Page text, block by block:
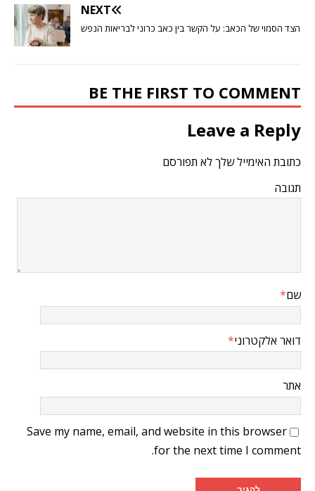
NEXT
הצד הסמוי של הכאב: על הקשר בין כאב כרוני לבריאות הנפש
BE THE FIRST TO COMMENT
Leave a Reply
כתובת האימייל שלך לא תפורסם
תגובה
שם*
דואר אלקטרוני*
אתר
Save my name, email, and website in this browser
for the next time I comment.